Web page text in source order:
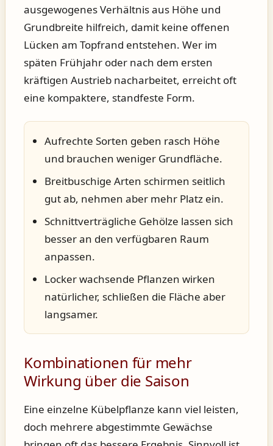
ausgewogenes Verhältnis aus Höhe und
Grundbreite hilfreich, damit keine offenen
Lücken am Topfrand entstehen. Wer im
späten Frühjahr oder nach dem ersten
kräftigen Austrieb nacharbeitet, erreicht oft
eine kompaktere, standfeste Form.
Aufrechte Sorten geben rasch Höhe
und brauchen weniger Grundfläche.
Breitbuschige Arten schirmen seitlich
gut ab, nehmen aber mehr Platz ein.
Schnittverträgliche Gehölze lassen sich
besser an den verfügbaren Raum
anpassen.
Locker wachsende Pflanzen wirken
natürlicher, schließen die Fläche aber
langsamer.
Kombinationen für mehr
Wirkung über die Saison
Eine einzelne Kübelpflanze kann viel leisten,
doch mehrere abgestimmte Gewächse